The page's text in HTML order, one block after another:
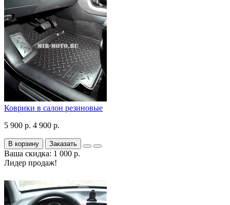
Коврики в салон резиновые
5 900 р. 4 900 р.
В корзину Заказать
Ваша скидка: 1 000 р.
Лидер продаж!